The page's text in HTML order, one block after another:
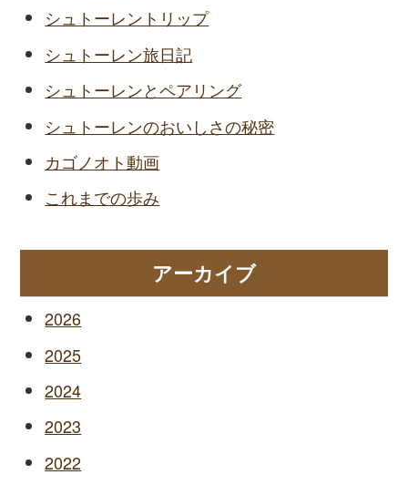
シュトーレントリップ
シュトーレン旅日記
シュトーレンとペアリング
シュトーレンのおいしさの秘密
カゴノオト動画
これまでの歩み
アーカイブ
2026
2025
2024
2023
2022